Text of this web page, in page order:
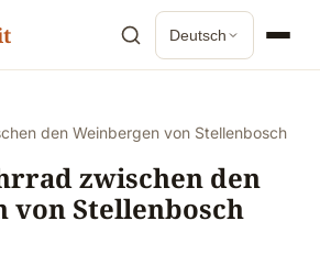
Deutsch
den Weinbergen von Stellenbosch
zwischen den
von Stellenbosch